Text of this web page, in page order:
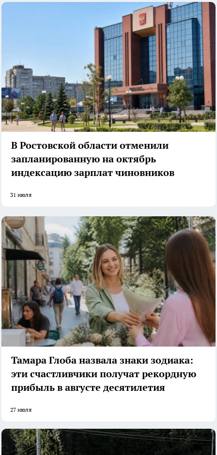
В Ростовской области отменили
запланированную на октябрь
индексацию зарплат чиновников
31 июля
Тамара Глоба назвала знаки зодиака:
эти счастливчики получат рекордную
прибыль в августе десятилетия
27 июля